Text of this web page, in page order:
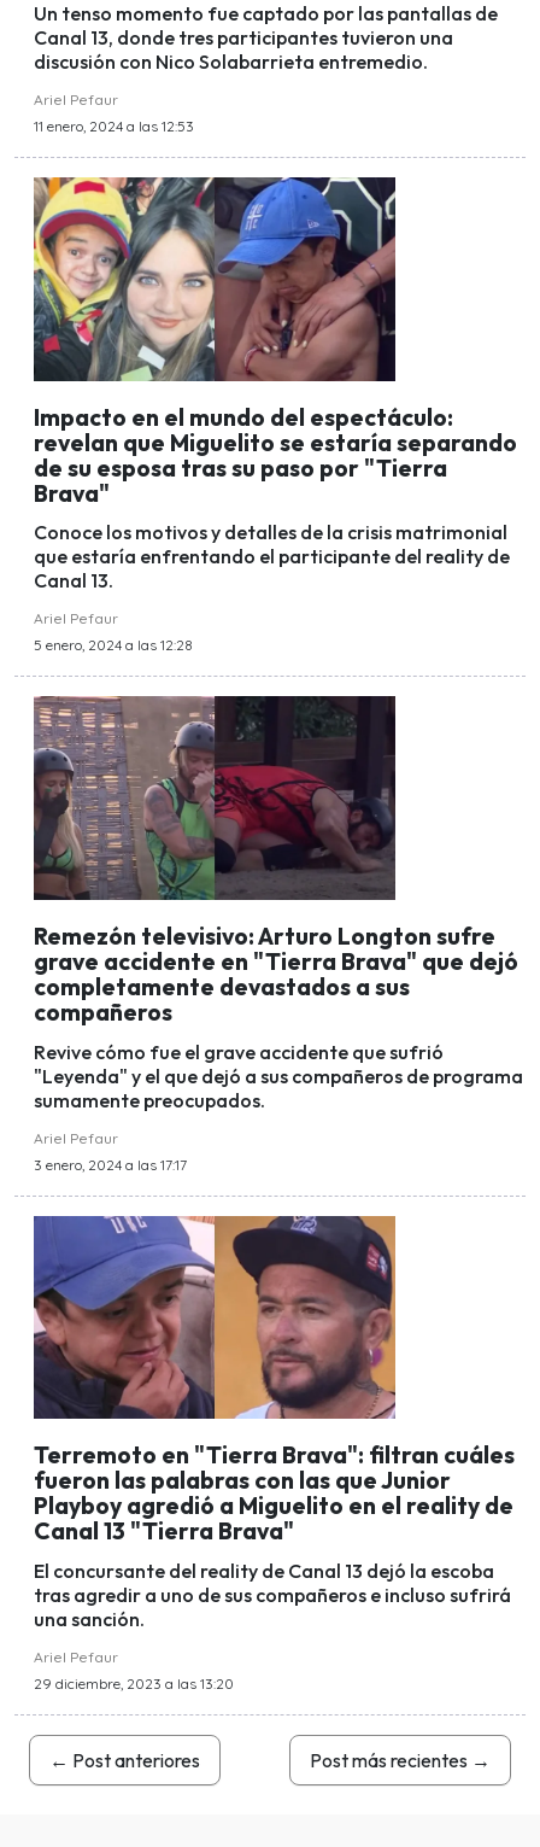
Un tenso momento fue captado por las pantallas de
Canal 13, donde tres participantes tuvieron una
discusión con Nico Solabarrieta entremedio.
Ariel Pefaur
11 enero, 2024 a las 12:53
Impacto en el mundo del espectáculo:
revelan que Miguelito se estaría separando
de su esposa tras su paso por "Tierra
Brava"
Conoce los motivos y detalles de la crisis matrimonial
que estaría enfrentando el participante del reality de
Canal 13.
Ariel Pefaur
5 enero, 2024 a las 12:28
Remezón televisivo: Arturo Longton sufre
grave accidente en "Tierra Brava" que dejó
completamente devastados a sus
compañeros
Revive cómo fue el grave accidente que sufrió
"Leyenda" y el que dejó a sus compañeros de programa
sumamente preocupados.
Ariel Pefaur
3 enero, 2024 a las 17:17
Terremoto en "Tierra Brava": filtran cuáles
fueron las palabras con las que Junior
Playboy agredió a Miguelito en el reality de
Canal 13 "Tierra Brava"
El concursante del reality de Canal 13 dejó la escoba
tras agredir a uno de sus compañeros e incluso sufrirá
una sanción.
Ariel Pefaur
29 diciembre, 2023 a las 13:20
← Post anteriores Post más recientes →